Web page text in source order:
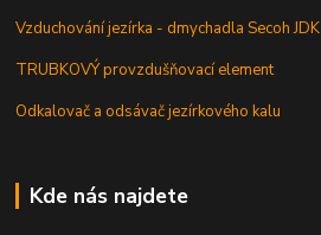
Vzduchování jezírka - dmychadla Secoh JDK
TRUBKOVÝ provzdušňovací element
Odkalovač a odsávač jezírkového kalu
Kde nás najdete